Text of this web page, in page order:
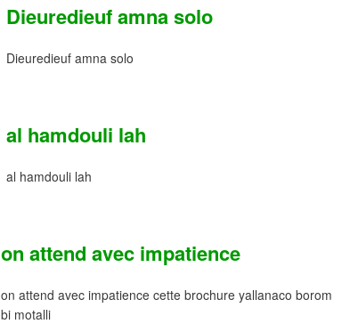
Dieuredieuf amna solo
Dieuredieuf amna solo
al hamdouli lah
al hamdouli lah
on attend avec impatience
on attend avec impatience cette brochure yallanaco borom
bi motalli